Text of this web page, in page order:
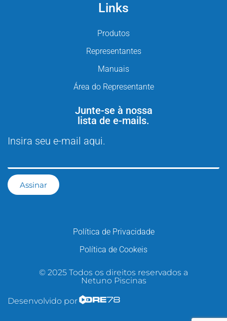
Links
Produtos
Representantes
Manuais
Área do Representante
Junte-se à nossa
lista de e-mails.
Insira seu e-mail aqui.
Assinar
Política de Privacidade
Política de Cookeis
© 2025 Todos os direitos reservados a
Netuno Piscinas
Desenvolvido por